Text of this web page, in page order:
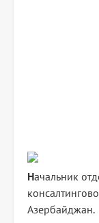
Начальник
Азербайджан.